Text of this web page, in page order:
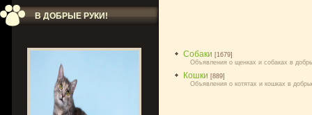
В ДОБРЫЕ РУКИ!
Собаки [1679]
Объявления о щенках и собаках в
Кошки [889]
Объявления о котятах и кошках в